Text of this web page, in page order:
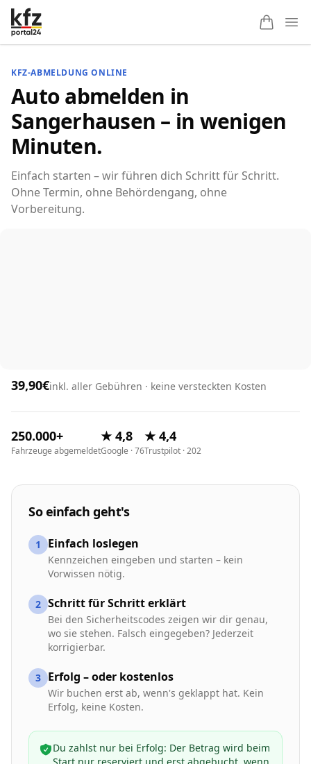
KFZ-ABMELDUNG ONLINE
Auto abmelden in
Sangerhausen – in wenigen
Minuten.
Einfach starten – wir führen dich Schritt für Schritt.
Ohne Termin, ohne Behördengang, ohne
Vorbereitung.
39,90€inkl. aller Gebühren · keine versteckten Kosten
250.000+
Fahrzeuge abgemeldet
★ 4,8
Google · 76
★ 4,4
Trustpilot · 202
So einfach geht's
1 Einfach loslegen
Kennzeichen eingeben und starten – kein
Vorwissen nötig.
2 Schritt für Schritt erklärt
Bei den Sicherheitscodes zeigen wir dir genau,
wo sie stehen. Falsch eingegeben? Jederzeit
korrigierbar.
3 Erfolg – oder kostenlos
Wir buchen erst ab, wenn's geklappt hat. Kein
Erfolg, keine Kosten.
Du zahlst nur bei Erfolg: Der Betrag wird beim